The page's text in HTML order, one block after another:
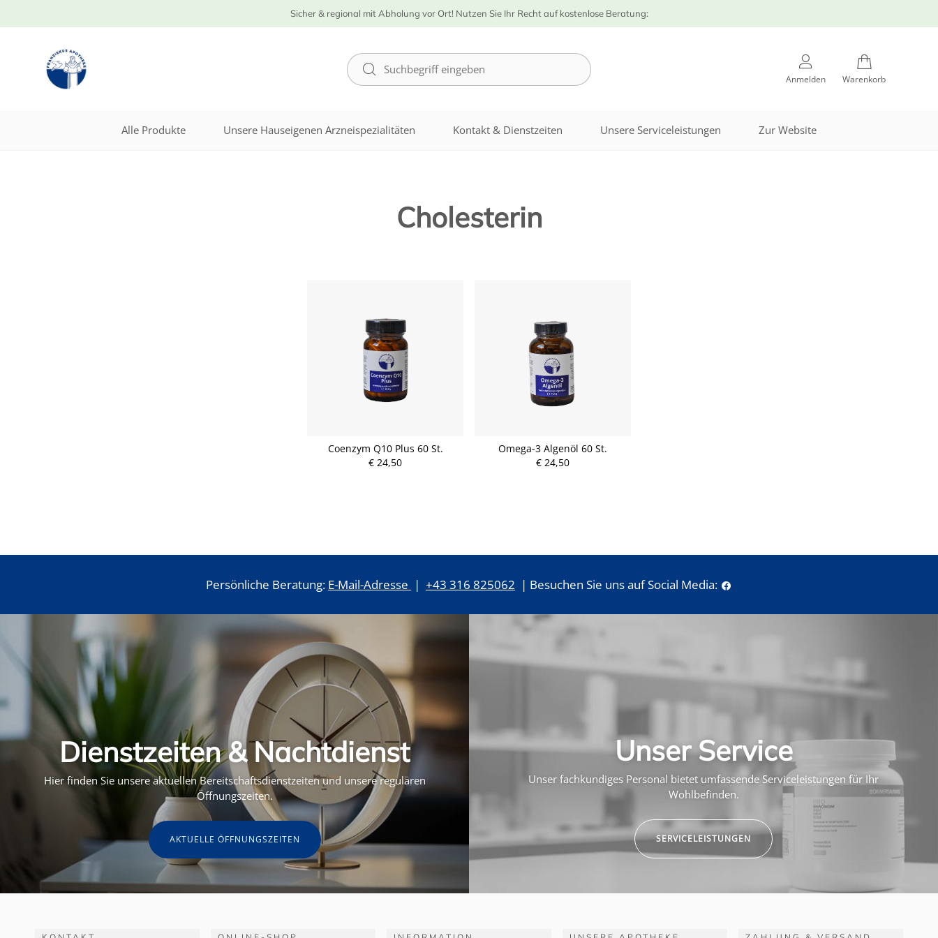
Sicher & regional mit Abholung vor Ort! Nutzen Sie Ihr Recht auf kostenlose Beratung:
Anmelden Warenkorb
Alle Produkte Unsere Hauseigenen Arzneispezialitäten Kontakt & Dienstzeiten Unsere Serviceleistungen Zur Website
Cholesterin
Coenzym Q10 Plus 60 St.
€ 24,50
Omega-3 Algenöl 60 St.
€ 24,50
Persönliche Beratung: E-Mail-Adresse | +43 316 825062 | Besuchen Sie uns auf Social Media:
Dienstzeiten & Nachtdienst
Hier finden Sie unsere aktuellen Bereitschaftsdienstzeiten und unsere regulären
Öffnungszeiten.
AKTUELLE ÖFFNUNGSZEITEN
Unser Service
Unser fachkundiges Personal bietet umfassende Serviceleistungen für Ihr
Wohlbefinden.
SERVICELEISTUNGEN